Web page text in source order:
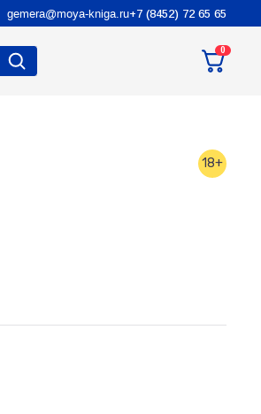
gemera@moya-kniga.ru+7 (8452) 72 65 65
0
18+